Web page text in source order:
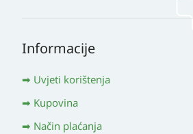
Informacije
Uvjeti korištenja
Kupovina
Način plaćanja